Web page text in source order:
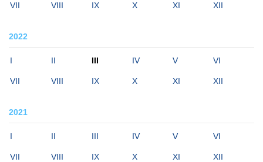
VII VIII IX X XI XII
2022
I II III IV V VI
VII VIII IX X XI XII
2021
I II III IV V VI
VII VIII IX X XI XII